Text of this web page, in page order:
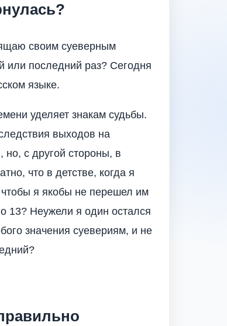
своим суеверным
или последний раз? Сегодня
языке.
уделяет знакам судьбы.
выходов на
но, с другой стороны, в
что в детстве, когда я
я якобы не перешел им
13? Неужели я один остался
значения суевериям, и не